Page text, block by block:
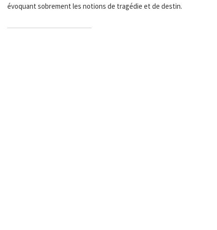
évoquant sobrement les notions de tragédie et de destin.